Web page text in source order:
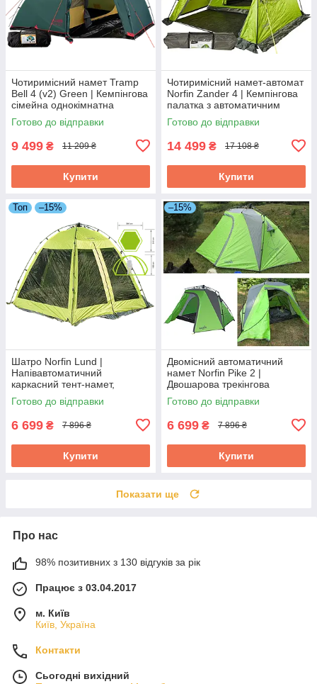
Чотиримісний намет Tramp
Bell 4 (v2) Green | Кемпінгова
сімейна однокімнатна
палатка з високим тамбуром,
2 входи
Готово до відправки
9 499 ₴ 11 209 ₴
Купити
Чотиримісний намет-автомат
Norfin Zander 4 | Кемпінгова
палатка з автоматичним
швидкозбірним каркасом і
просторим високим
Готово до відправки
14 499 ₴ 17 108 ₴
Купити
Топ –15%
Шатро Norfin Lund |
Напівавтоматичний
каркасний тент-намет,
надійний захист від сонця та
комах під час відпочинку на
Готово до відправки
6 699 ₴ 7 896 ₴
Купити
–15%
Двомісний автоматичний
намет Norfin Pike 2 |
Двошарова трекінгова
палатка з одним входом,
швидка збірка,
Готово до відправки
6 699 ₴ 7 896 ₴
Купити
Показати ще
Про нас
98% позитивних з 130 відгуків за рік
Працює з 03.04.2017
м. Київ
Київ, Україна
Контакти
Сьогодні вихідний